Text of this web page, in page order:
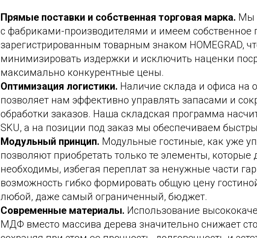
Прямые поставки и собственная торговая марка. Мы
с фабриками-производителями и имеем собственное
зарегистрированным товарным знаком HOMEGRAD,
минимизировать издержки и исключить наценки
максимально конкурентные цены.
Оптимизация логистики. Наличие склада и офиса на
позволяет нам эффективно управлять запасами и
обработки заказов. Наша складская программа
SKU, а на позиции под заказ мы обеспечиваем
Модульный принцип. Модульные гостиные, как уже
позволяют приобретать только те элементы, которые
необходимы, избегая переплат за ненужные части
возможность гибко формировать общую цену
любой, даже самый ограниченный, бюджет.
Современные материалы. Использование
МДФ вместо массива дерева значительно снижает